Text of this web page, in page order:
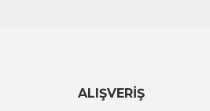
ALIŞVERİŞ